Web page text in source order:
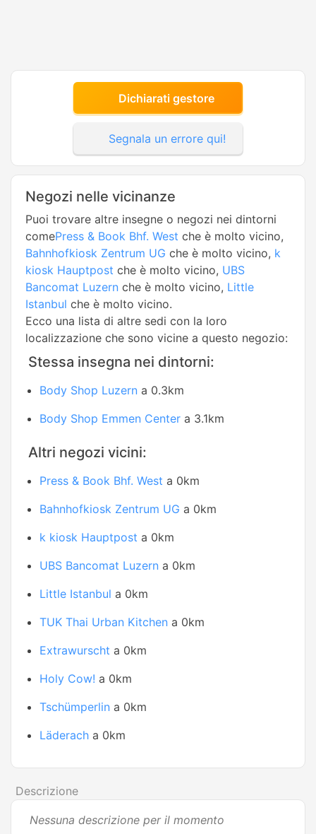
Dichiarati gestore
Segnala un errore qui!
Negozi nelle vicinanze
Puoi trovare altre insegne o negozi nei dintorni
comePress & Book Bhf. West che è molto vicino,
Bahnhofkiosk Zentrum UG che è molto vicino, k
kiosk Hauptpost che è molto vicino, UBS
Bancomat Luzern che è molto vicino, Little
Istanbul che è molto vicino.
Ecco una lista di altre sedi con la loro
localizzazione che sono vicine a questo negozio:
Stessa insegna nei dintorni:
Body Shop Luzern a 0.3km
Body Shop Emmen Center a 3.1km
Altri negozi vicini:
Press & Book Bhf. West a 0km
Bahnhofkiosk Zentrum UG a 0km
k kiosk Hauptpost a 0km
UBS Bancomat Luzern a 0km
Little Istanbul a 0km
TUK Thai Urban Kitchen a 0km
Extrawurscht a 0km
Holy Cow! a 0km
Tschümperlin a 0km
Läderach a 0km
Descrizione
Nessuna descrizione per il momento